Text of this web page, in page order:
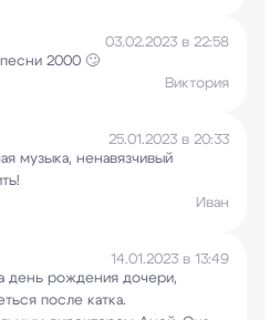
03.02.2023 в 22:58
песни 2000 🙄
Виктория
25.01.2023 в 20:33
музыка, ненавязчивый
Иван
14.01.2023 в 13:49
день рождения дочери,
после катка.